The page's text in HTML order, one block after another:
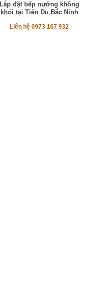
Lắp đặt bếp nướng không
khói tại Tiên Du Bắc Ninh
Liên hệ 0973 167 932